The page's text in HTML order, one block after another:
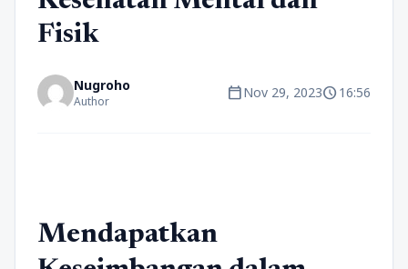
Fisik
Nugroho
Author calendar_todayNov 29, 2023schedule16:56
Mendapatkan